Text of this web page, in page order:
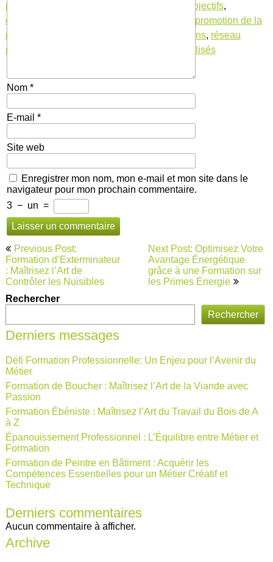
professionnelles
objectifs,
opportunités de collaboration et partenariat
promotion de la
marque
recommandations, réseau
professionnel
sites spécialisés
Nom *
E-mail *
Site web
Enregistrer mon nom, mon e-mail et mon site dans le
navigateur pour mon prochain commentaire.
3 − un =
Navigation
de
l’article
Previous Post:
Formation d’Exterminateur
: Maîtrisez l’Art de
Contrôler les Nuisibles
Next Post: Optimisez Votre
Avantage Énergétique
grâce à une Formation sur
les Primes Énergie
Rechercher
Rechercher
Derniers messages
Défi Formation Professionnelle: Un Enjeu pour l’Avenir du
Métier
Formation de Boucher : Maîtrisez l’Art de la Viande avec
Passion
Formation Ébéniste : Maîtrisez l’Art du Travail du Bois de A
à Z
Épanouissement Professionnel : L’Équilibre entre Métier et
Formation
Formation de Peintre en Bâtiment : Acquérir les
Compétences Essentielles pour un Métier Créatif et
Technique
Derniers commentaires
Aucun commentaire à afficher.
Archive